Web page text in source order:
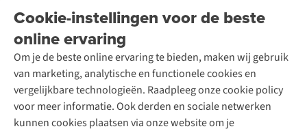
Cookie-instellingen voor de beste
online ervaring
Om je de beste online ervaring te bieden, maken wij gebruik
van marketing, analytische en functionele cookies en
vergelijkbare technologieën. Raadpleeg onze cookie policy
voor meer informatie. Ook derden en sociale netwerken
kunnen cookies plaatsen via onze website om je
Garantie
Contact
Onze winkels
Over A.S.Adventure
Toegankelijkheidsverklaring
Ski-onderhoud
Wasservice
Schoenonderhoud
Schoenherstelling
Kledingherstelling
Retouches
Voor bedrijven
A.S.Magazine
Podcast
Explore Academy
Explore Camp
Gear Check
Inspiratie & advies
Meld je aan voor de nieuwsbrief
Follow us